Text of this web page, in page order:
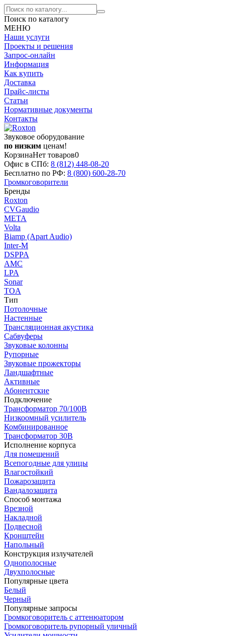
Поиск по каталогу
МЕНЮ
Наши услуги
Проекты и решения
Запрос-онлайн
Информация
Как купить
Доставка
Прайс-листы
Статьи
Нормативные документы
Контакты
Звуковое оборудование
по низким ценам!
КорзинаНет товаров0
Офис в СПб: 8 (812) 448-08-20
Бесплатно по РФ: 8 (800) 600-28-70
Громкоговорители
Бренды
Roxton
CVGaudio
МЕТА
Volta
Biamp (Apart Audio)
Inter-M
DSPPA
AMC
LPA
Sonar
TOA
Тип
Потолочные
Настенные
Трансляционная акустика
Сабвуферы
Звуковые колонны
Рупорные
Звуковые прожекторы
Ландшафтные
Активные
Абонентские
Подключение
Трансформатор 70/100В
Низкоомный усилитель
Комбинированное
Трансформатор 30В
Исполнение корпуса
Для помещений
Всепогодные для улицы
Влагостойкий
Пожарозащита
Вандалозащита
Способ монтажа
Врезной
Накладной
Подвесной
Кронштейн
Напольный
Конструкция излучателей
Однополосные
Двухполосные
Популярные цвета
Белый
Черный
Популярные запросы
Громкоговоритель с аттенюатором
Громкоговоритель рупорный уличный